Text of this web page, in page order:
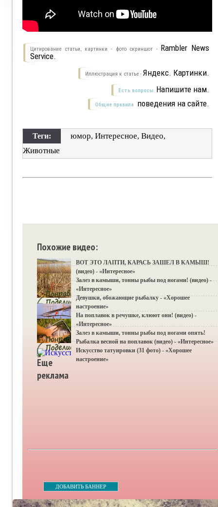
Цитирование статьи, картинки - фото скриншот - Rambler News
Service.
Иллюстрация к статье - Яндекс. Картинки.
Есть вопросы. Напишите нам.
Общие правила поведения на сайте.
Теги: юмор, Интересное, Видео,
Животные
Похожие видео:
ВОТ ЭТО ЛАПТИ, КАРАСЬ ЗАШЕЛ В КАМЫШ!
(видео) - «Интересное»
Залез в камыши, тонны рыбы под ногами! (видео) -
«Интересное»
Девушки, обожающие рыбалку - «Хорошее
настроение»
На поплавок в речушке, клюют они! (видео) -
«Интересное»
Залез в камыши, тонны рыбы под ногами опять!
Рыбалка весной на поплавок (видео) - «Интересное»
Искусство татуировки (31 фото) - «Хорошее
настроение»
Еще
реклама
ДОБАВИТЬ БАННЕР